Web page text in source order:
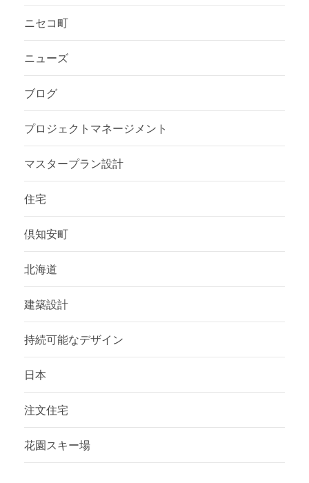
ニセコ町
ニューズ
ブログ
プロジェクトマネージメント
マスタープラン設計
住宅
倶知安町
北海道
建築設計
持続可能なデザイン
日本
注文住宅
花園スキー場